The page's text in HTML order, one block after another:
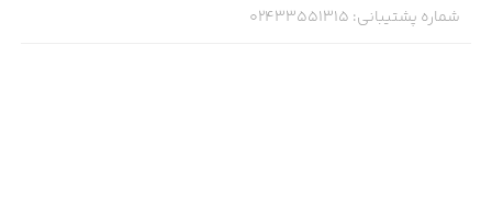
شماره پشتیبانی:
02433551315